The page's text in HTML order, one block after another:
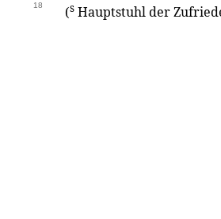
18 (s Hauptstuhl der